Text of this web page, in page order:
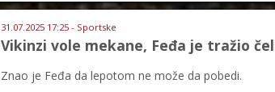
31.07.2025 17:25 - Sportske
Vikinzi vole mekane, Feđa je tražio
Znao je Feđa da lepotom ne može da pobedi.